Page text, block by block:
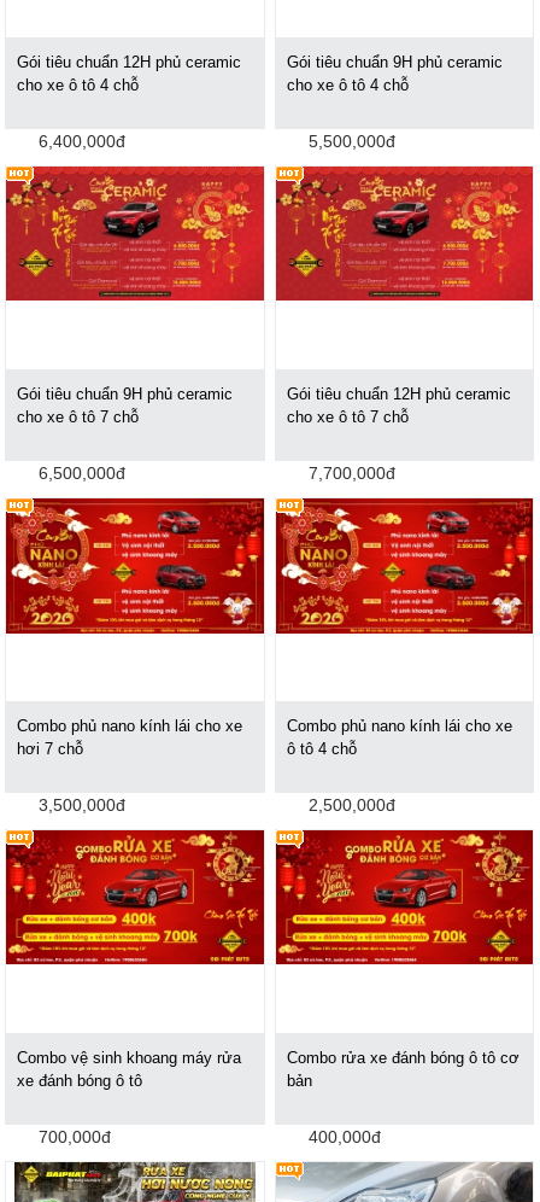
Gói tiêu chuẩn 12H phủ ceramic
cho xe ô tô 4 chỗ
6,400,000đ
Gói tiêu chuẩn 9H phủ ceramic
cho xe ô tô 4 chỗ
5,500,000đ
Gói tiêu chuẩn 9H phủ ceramic
cho xe ô tô 7 chỗ
6,500,000đ
Gói tiêu chuẩn 12H phủ ceramic
cho xe ô tô 7 chỗ
7,700,000đ
Combo phủ nano kính lái cho xe
hơi 7 chỗ
3,500,000đ
Combo phủ nano kính lái cho xe
ô tô 4 chỗ
2,500,000đ
Combo vệ sinh khoang máy rửa
xe đánh bóng ô tô
700,000đ
Combo rửa xe đánh bóng ô tô cơ
bản
400,000đ